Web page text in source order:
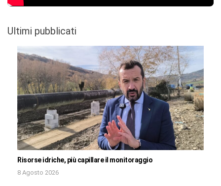
Ultimi pubblicati
Risorse idriche, più capillare il monitoraggio
8 Agosto 2026